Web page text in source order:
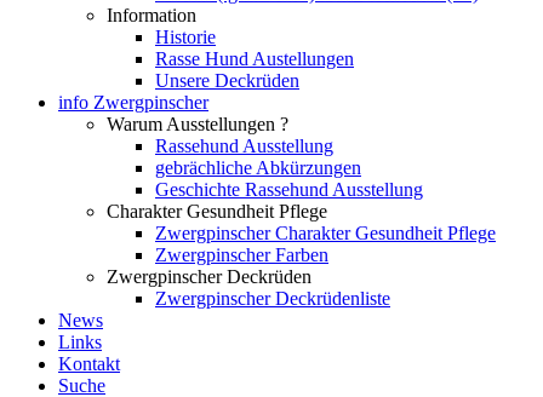
Information
Historie
Rasse Hund Austellungen
Unsere Deckrüden
info Zwergpinscher
Warum Ausstellungen ?
Rassehund Ausstellung
gebrächliche Abkürzungen
Geschichte Rassehund Ausstellung
Charakter Gesundheit Pflege
Zwergpinscher Charakter Gesundheit Pflege
Zwergpinscher Farben
Zwergpinscher Deckrüden
Zwergpinscher Deckrüdenliste
News
Links
Kontakt
Suche